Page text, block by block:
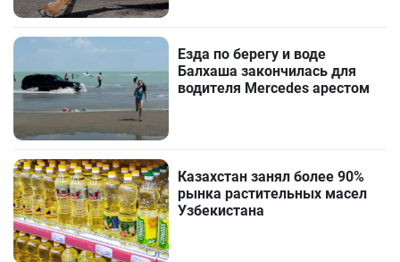
Езда по берегу и воде
Балхаша закончилась для
водителя Mercedes арестом
Казахстан занял более 90%
рынка растительных масел
Узбекистана